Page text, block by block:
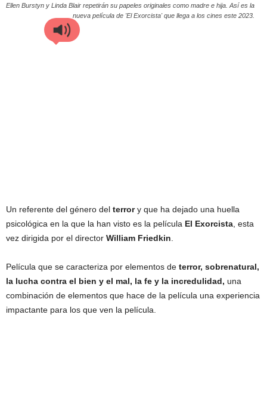
Ellen Burstyn y Linda Blair repetirán su papeles originales como madre e hija. Así es la
nueva película de 'El Exorcista' que llega a los cines este 2023.
Un referente del género del terrory que ha dejado una huella
psicológica en la que la han visto es la película El Exorcista , esta
vez dirigida por el director William Friedkin
Película que se caracteriza por elementos de terror, sobrenatural,
la lucha contra el bien y el mal, la fe y la incredulidad, una
combinación de elementos que hace de la película una experiencia
impactante para los que ven la película.